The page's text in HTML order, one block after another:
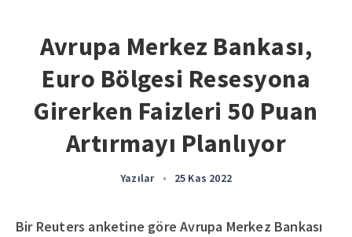
Avrupa Merkez Bankası,
Euro Bölgesi Resesyona
Girerken Faizleri 50 Puan
Artırmayı Planlıyor
Yazılar • 25 Kas 2022
Bir Reuters anketine göre Avrupa Merkez Bankası